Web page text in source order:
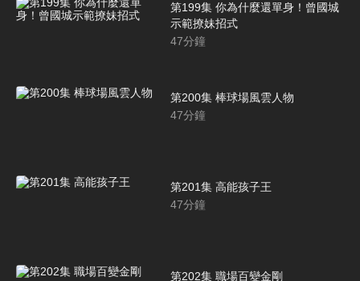
第199集 你為什麼還單身！曾國城
示範撩妹招式
47分鐘
第200集 棒球場風雲人物
47分鐘
第201集 高能孩子王
47分鐘
第202集 職場百變金剛